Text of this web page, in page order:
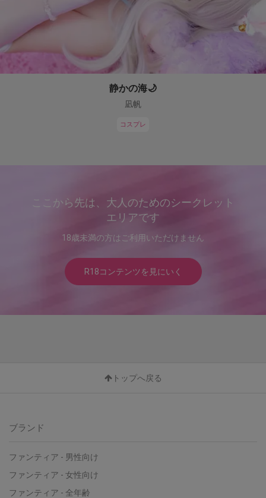
静かの海🌙
凪帆
コスプレ
ここから先は、大人のためのシークレット
エリアです
18歳未満の方はご利用いただけません
R18コンテンツを見にいく
トップへ戻る
ブランド
ファンティア - 男性向け
ファンティア - 女性向け
ファンティア - 全年齢